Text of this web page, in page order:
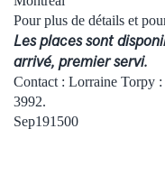
Pour plus de détails et
Les places sont
arrivé, premier servi.
Contact : Lorraine Torpy :
3992.
Sep191500